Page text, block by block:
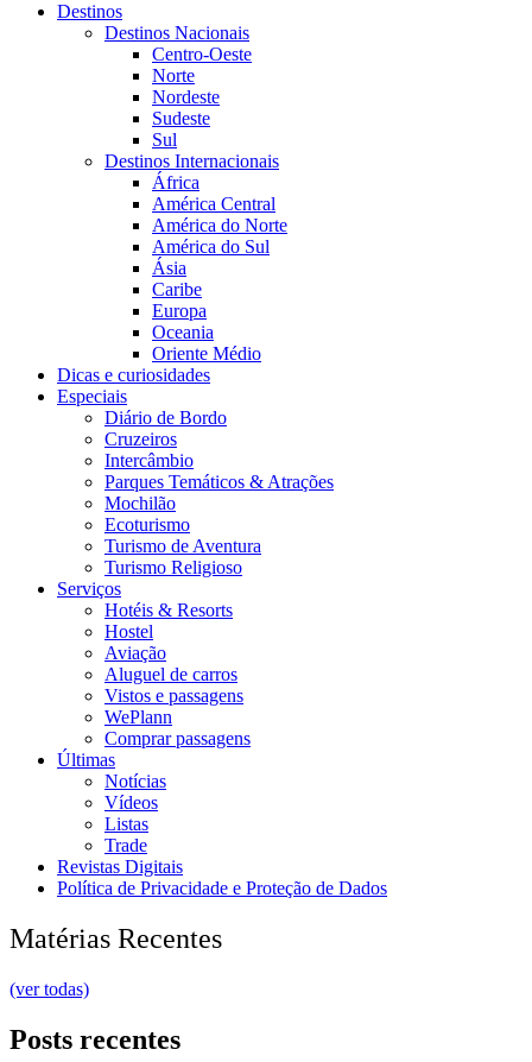
Destinos
Destinos Nacionais
Centro-Oeste
Norte
Nordeste
Sudeste
Sul
Destinos Internacionais
África
América Central
América do Norte
América do Sul
Ásia
Caribe
Europa
Oceania
Oriente Médio
Dicas e curiosidades
Especiais
Diário de Bordo
Cruzeiros
Intercâmbio
Parques Temáticos & Atrações
Mochilão
Ecoturismo
Turismo de Aventura
Turismo Religioso
Serviços
Hotéis & Resorts
Hostel
Aviação
Aluguel de carros
Vistos e passagens
WePlann
Comprar passagens
Últimas
Notícias
Vídeos
Listas
Trade
Revistas Digitais
Política de Privacidade e Proteção de Dados
Matérias Recentes
(ver todas)
Posts recentes